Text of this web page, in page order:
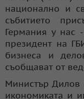
национално и
събитието
Германия у нас
президент на
бизнеса и
съобщават от
Министър Дилов
икономиката и